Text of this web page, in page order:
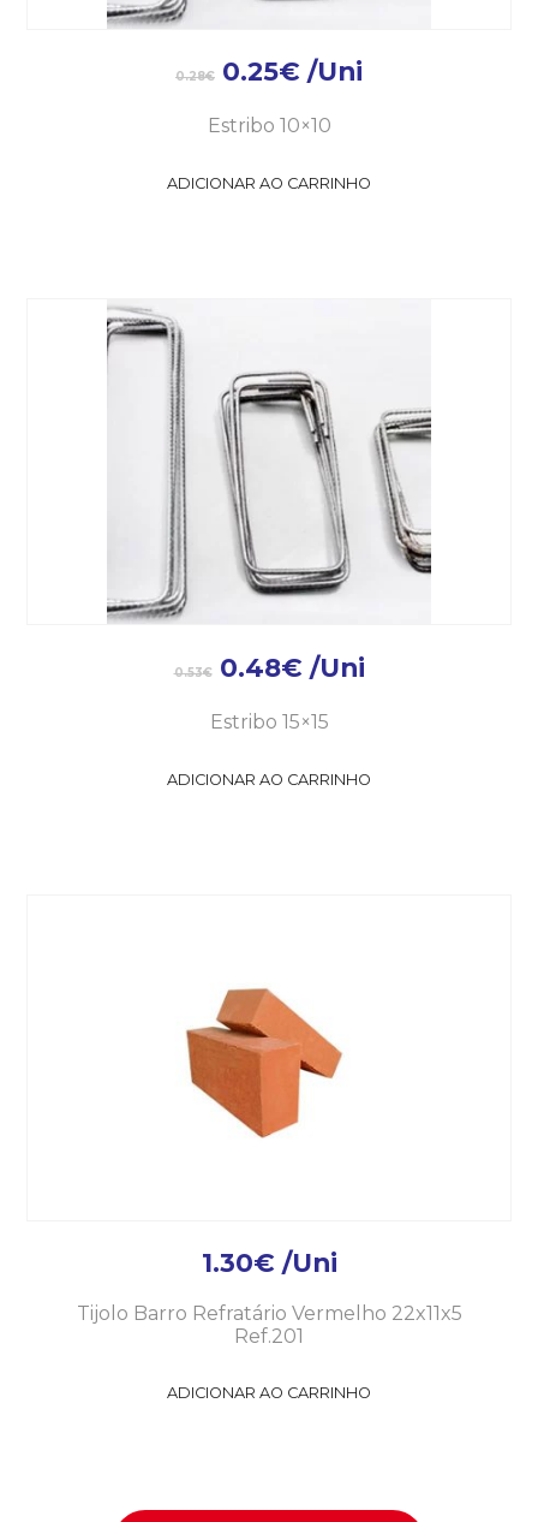
0.28€ 0.25€ /Uni
Estribo 10×10
ADICIONAR AO CARRINHO
0.53€ 0.48€ /Uni
Estribo 15×15
ADICIONAR AO CARRINHO
1.30€ /Uni
Tijolo Barro Refratário Vermelho 22x11x5
Ref.201
ADICIONAR AO CARRINHO